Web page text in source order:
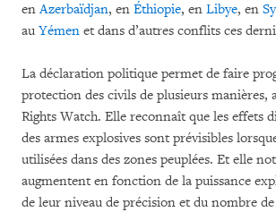
enAzerbaïdjan, en Éthiopie, en Libye, en
au Yémen et dans d’autres conflits ces
La déclaration politique permet de faire
protection des civils de plusieurs manières,
Rights Watch. Elle reconnaît que les effets
des armes explosives sont prévisibles
utilisées dans des zones peuplées. Et elle
augmentent en fonction de la puissance
de leur niveau de précision et du nombre